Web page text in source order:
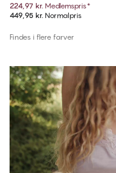
224,97 kr. Medlemspris*
449,95 kr. Normalpris
Findes i flere farver